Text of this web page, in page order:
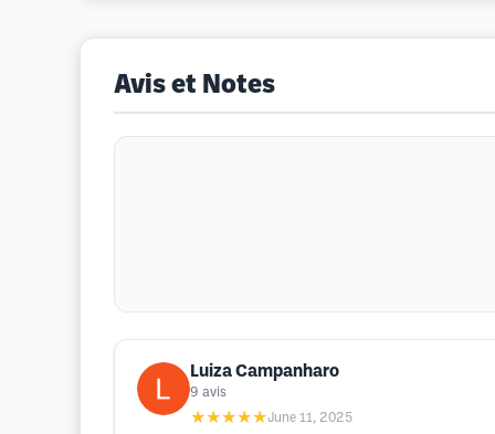
Avis et Notes
Luiza Campanharo
9 avis
★★★★★June 11, 2025